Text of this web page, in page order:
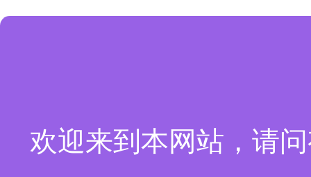
欢迎来到本网站，请